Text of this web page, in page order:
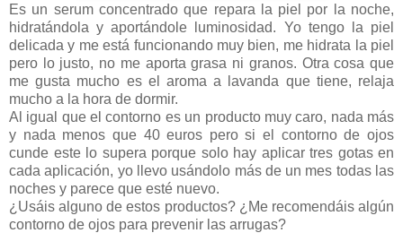
Es un serum concentrado que repara la piel por la noche,
hidratándola y aportándole luminosidad. Yo tengo la piel
delicada y me está funcionando muy bien, me hidrata la piel
pero lo justo, no me aporta grasa ni granos. Otra cosa que
me gusta mucho es el aroma a lavanda que tiene, relaja
mucho a la hora de dormir.
Al igual que el contorno es un producto muy caro, nada más
y nada menos que 40 euros pero si el contorno de ojos
cunde este lo supera porque solo hay aplicar tres gotas en
cada aplicación, yo llevo usándolo más de un mes todas las
noches y parece que esté nuevo.
¿Usáis alguno de estos productos? ¿Me recomendáis algún
contorno de ojos para prevenir las arrugas?